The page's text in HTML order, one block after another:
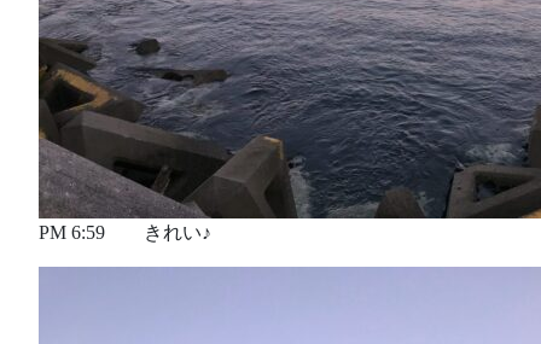
PM 6:59 きれい♪